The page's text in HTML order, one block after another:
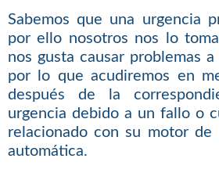
Sabemos que una urgencia
por ello nosotros nos lo
nos gusta causar problemas
por lo que acudiremos en
después de la
urgencia debido a un fallo o
relacionado con su motor de
automática.